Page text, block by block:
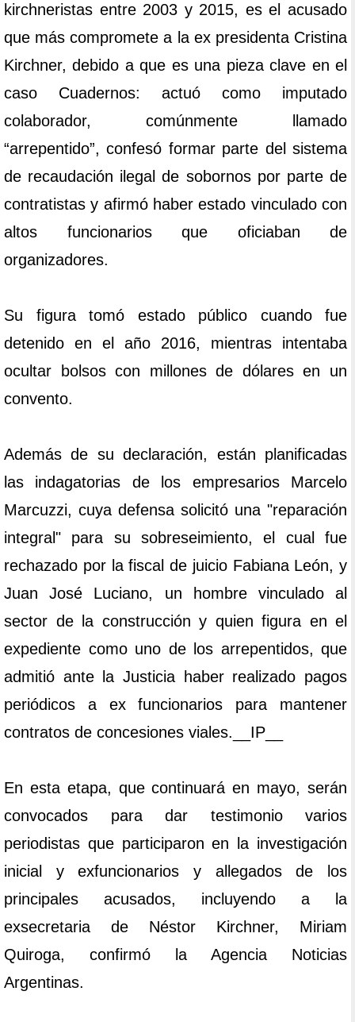
kirchneristas entre 2003 y 2015, es el acusado
que más compromete a la ex presidenta Cristina
Kirchner, debido a que es una pieza clave en el
caso Cuadernos: actuó como imputado
colaborador, comúnmente llamado
“arrepentido”, confesó formar parte del sistema
de recaudación ilegal de sobornos por parte de
contratistas y afirmó haber estado vinculado con
altos funcionarios que oficiaban de
organizadores.
Su figura tomó estado público cuando fue
detenido en el año 2016, mientras intentaba
ocultar bolsos con millones de dólares en un
convento.
Además de su declaración, están planificadas
las indagatorias de los empresarios Marcelo
Marcuzzi, cuya defensa solicitó una "reparación
integral" para su sobreseimiento, el cual fue
rechazado por la fiscal de juicio Fabiana León, y
Juan José Luciano, un hombre vinculado al
sector de la construcción y quien figura en el
expediente como uno de los arrepentidos, que
admitió ante la Justicia haber realizado pagos
periódicos a ex funcionarios para mantener
contratos de concesiones viales.__IP__
En esta etapa, que continuará en mayo, serán
convocados para dar testimonio varios
periodistas que participaron en la investigación
inicial y exfuncionarios y allegados de los
principales acusados, incluyendo a la
exsecretaria de Néstor Kirchner, Miriam
Quiroga, confirmó la Agencia Noticias
Argentinas.